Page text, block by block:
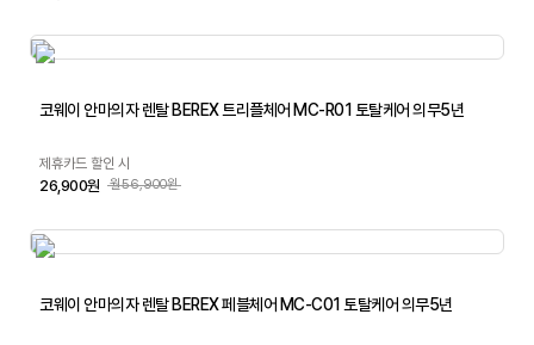
코웨이 안마의자 렌탈 BEREX 트리플체어 MC-R01 토탈케어 의무5년
제휴카드 할인 시
26,900원 월56,900원
코웨이 안마의자 렌탈 BEREX 페블체어 MC-C01 토탈케어 의무5년